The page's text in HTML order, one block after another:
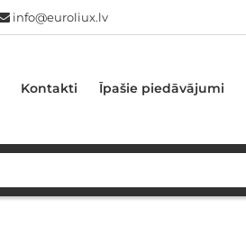
info@euroliux.lv
Kontakti Īpašie piedāvājumi